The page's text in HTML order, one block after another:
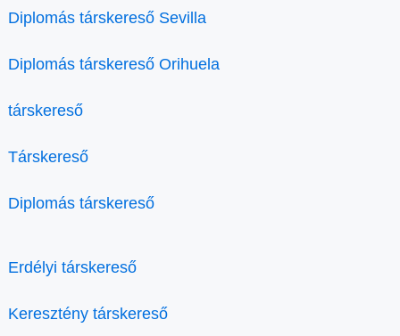
Diplomás társkereső Sevilla
Diplomás társkereső Orihuela
társkereső
Társkereső
Diplomás társkereső
Erdélyi társkereső
Keresztény társkereső